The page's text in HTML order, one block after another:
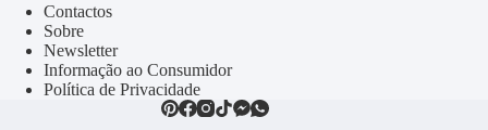
Contactos
Sobre
Newsletter
Informação ao Consumidor
Política de Privacidade